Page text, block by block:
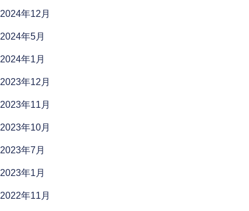
2024年12月
2024年5月
2024年1月
2023年12月
2023年11月
2023年10月
2023年7月
2023年1月
2022年11月